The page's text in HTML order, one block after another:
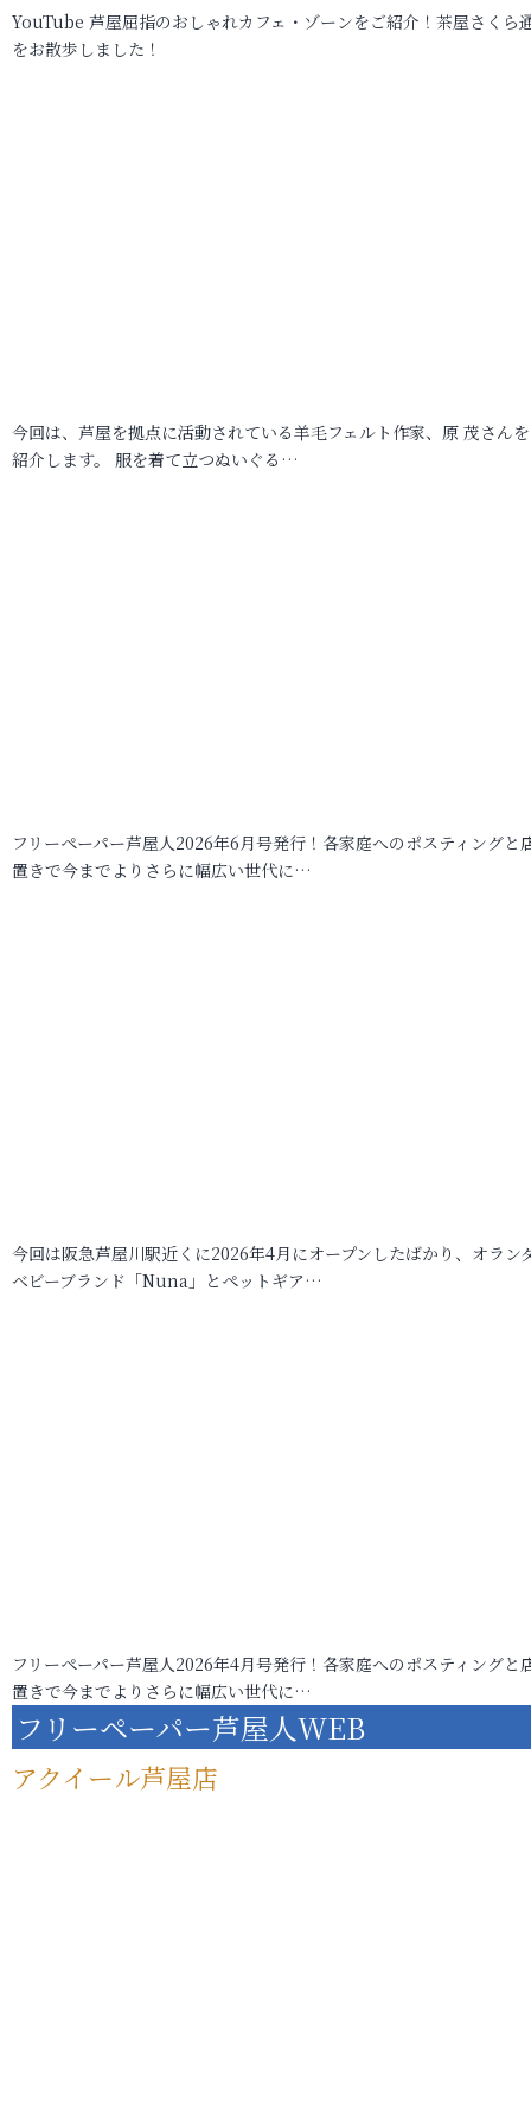
YouTube 芦屋屈指のおしゃれカフェ・ゾーンをご紹介！茶屋さくら
をお散歩しました！
今回は、芦屋を拠点に活動されている羊毛フェルト作家、原 茂さん
紹介します。 服を着て立つぬいぐる…
フリーペーパー芦屋人2026年6月号発行！各家庭へのポスティングと
置きで今までよりさらに幅広い世代に…
今回は阪急芦屋川駅近くに2026年4月にオープンしたばかり、オラン
ベビーブランド「Nuna」とペットギア…
フリーペーパー芦屋人2026年4月号発行！各家庭へのポスティングと
置きで今までよりさらに幅広い世代に…
フリーペーパー芦屋人WEB
アクイール芦屋店